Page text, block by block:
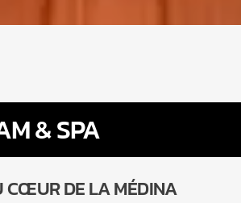
& SPA
CŒUR DE LA MÉDINA